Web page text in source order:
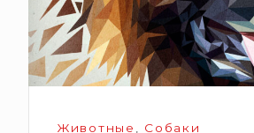
Животные , Собаки